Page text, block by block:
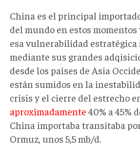
China es el principal
del mundo en estos
esa vulnerabilidad estratégica
mediante sus grandes
desde los países de Asia
están sumidos en la
crisis y el cierre del estrecho
aproximadamente 40% a 45%
China importaba transitaba
Ormuz, unos 5,5 mb/d.